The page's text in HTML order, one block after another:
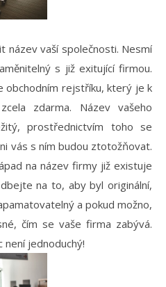
název vaší společnosti. Nesmí
s již exitující firmou.
obchodním rejstříku, který je k
zdarma. Název vašeho
prostřednictvím toho se
vás s ním budou ztotožňovat.
na název firmy již existuje
na to, aby byl originální,
a pokud možno,
čím se vaše firma zabývá.
jednoduchý!